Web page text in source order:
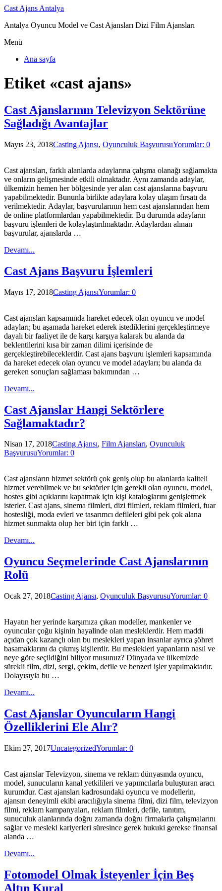
Cast Ajans Antalya
Antalya Oyuncu Model ve Cast Ajansları Dizi Film Ajansları
Menü
Ana sayfa
Etiket «cast ajans»
Cast Ajanslarının Televizyon Sektörüne
Sağladığı Avantajlar
Mayıs 23, 2018Casting Ajansı, Oyunculuk BaşvurusuYorumlar: 0
Cast ajansları, farklı alanlarda adaylarına çalışma olanağı sağlamakta
ve onların gelişmesinde etkili olmaktadır. Aynı zamanda adaylar,
ülkemizin hemen her bölgesinde yer alan cast ajanslarına başvuru
yapabilmektedir. Bununla birlikte adaylara kolay ulaşım fırsatı da
verilmektedir. Adaylar, başvurularının hem cast ajanslarından hem
de online platformlardan yapabilmektedir. Bu durumda adayların
başvuru işlemleri de kolaylaştırılmaktadır. Adaylardan alınan
başvurular, ajanslarda …
Devamı...
Cast Ajans Başvuru İşlemleri
Mayıs 17, 2018Casting AjansıYorumlar: 0
Cast ajansları kapsamında hareket edecek olan oyuncu ve model
adayları; bu aşamada hareket ederek istediklerini gerçekleştirmeye
dayalı bir faaliyet ile de karşı karşıya kalarak bu alanda da
beklentilerini kısa bir zaman dilimi içerisinde de
gerçekleştirebileceklerdir. Cast ajans başvuru işlemleri kapsamında
da hareket edecek olan oyuncu ve model adayları; bu alanda da
gereken sonuçları sağlaması bakımından …
Devamı...
Cast Ajanslar Hangi Sektörlere
Sağlamaktadır?
Nisan 17, 2018Casting Ajansı, Film Ajansları, Oyunculuk
BaşvurusuYorumlar: 0
Cast ajansların hizmet sektörü çok geniş olup bu alanlarda kaliteli
hizmet verebilmek ve bu sektörler için gerekli olan oyuncu, model,
hostes gibi açıklarını kapatmak için kişi kataloglarını genişletmek
isterler. Cast ajans, sinema filmleri, dizi filmleri, reklam filmleri, fuar
hostesliği, moda evleri ve tasarımcı defileleri gibi pek çok alana
hizmet sunmakta olup her biri için farklı …
Devamı...
Oyuncu Seçmelerinde Cast Ajanslarının
Rolü
Ocak 27, 2018Casting Ajansı, Oyunculuk BaşvurusuYorumlar: 0
Hayatın her yerinde karşımıza çıkan modeller, mankenler ve
oyuncular çoğu kişinin hayalinde olan mesleklerdir. Hem maddi
açıdan çok kazançlı olan bu meslekleri yapan insanlar ayrıca şöhret
basamaklarını da çıkmış kişilerdir. Bu meslekleri yapanların nasıl ve
neye göre seçildiğini biliyor musunuz? Dünyada ve ülkemizde
sürekli film, dizi, sergi, çekim, defile ve benzeri işler yapılmaktadır.
Dolayısıyla bu …
Devamı...
Cast Ajanslar Oyuncuların Hangi
Özelliklerini Ele Alır?
Ekim 27, 2017UncategorizedYorumlar: 0
Cast ajanslar Televizyon, sinema ve reklam dünyasında oyuncu,
model, sunucuların kanal yetkilileri ve yapımcılarla buluşturan aracı
kurumdur. Cast ajansları kadrosundaki oyuncu ve modellerin,
ajansın deneyimli ekibi aracılığıyla sinema filmi, dizi film, televizyon
filmi, reklam kampanyaları, reklam filmleri, defile, tanıtım,
sunuculuk alanlarında doğru zamanda doğru firmalarla çalışmalarını
sağlar ve mesleki kariyerleri süresince gerek hukuki gerekse finansal
alanda …
Devamı...
Fotomodel Olmak İsteyenler İçin Beş
Altın Kural